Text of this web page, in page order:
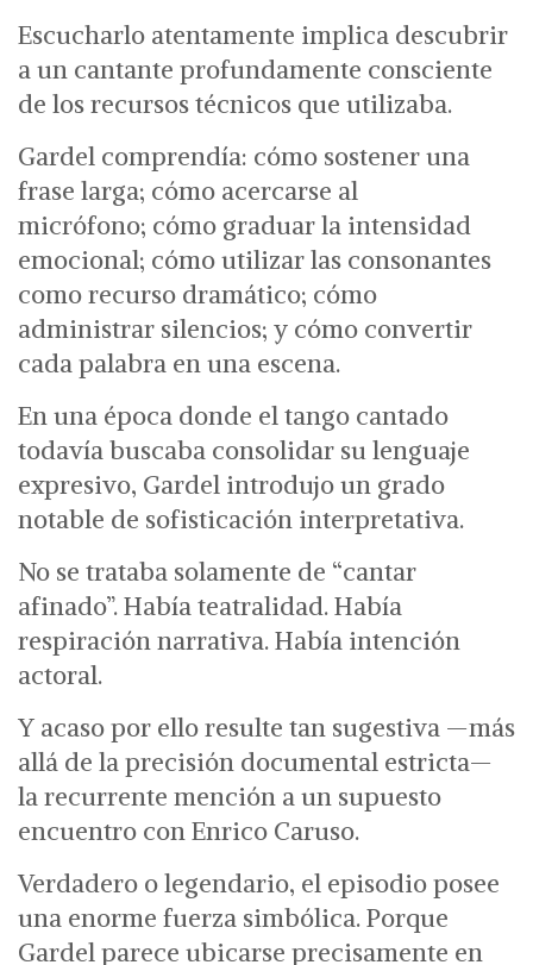
Escucharlo atentamente implica descubrir
a un cantante profundamente consciente
de los recursos técnicos que utilizaba.
Gardel comprendía: cómo sostener una
frase larga; cómo acercarse al
micrófono; cómo graduar la intensidad
emocional; cómo utilizar las consonantes
como recurso dramático; cómo
administrar silencios; y cómo convertir
cada palabra en una escena.
En una época donde el tango cantado
todavía buscaba consolidar su lenguaje
expresivo, Gardel introdujo un grado
notable de sofisticación interpretativa.
No se trataba solamente de “cantar
afinado”.Había teatralidad. Había
respiración narrativa. Había intención
actoral.
Y acaso por ello resulte tan sugestiva —más
allá de la precisión documental estricta—
la recurrente mención a un supuesto
encuentro con Enrico Caruso.
Verdadero o legendario, el episodio posee
una enorme fuerza simbólica. Porque
Gardel parece ubicarse precisamente en